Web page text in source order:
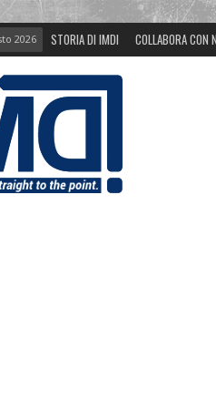
2026 STORIA DI IMDI COLLABORA CON